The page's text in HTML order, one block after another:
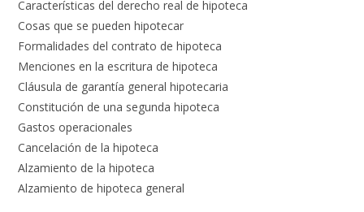
Características del derecho real de hipoteca
Cosas que se pueden hipotecar
Formalidades del contrato de hipoteca
Menciones en la escritura de hipoteca
Cláusula de garantía general hipotecaria
Constitución de una segunda hipoteca
Gastos operacionales
Cancelación de la hipoteca
Alzamiento de la hipoteca
Alzamiento de hipoteca general